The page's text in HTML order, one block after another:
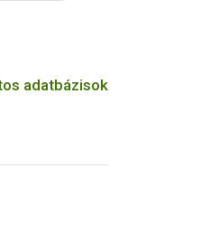
adatbázisok